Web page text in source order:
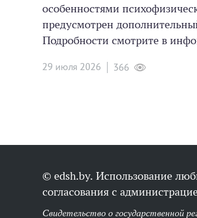
особенностями
предусмотрен
Подробности смотрите в
29 июля 2026 366
© edsh.by. Использование
согласования с
Свидетельство о государственной